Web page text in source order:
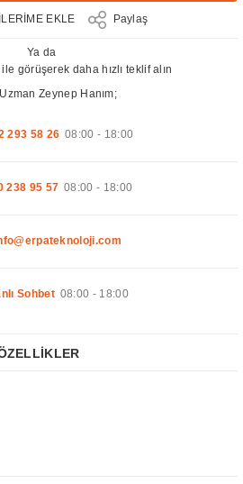
Paylaş
Ya da
görüşerek daha hızlı teklif alın
Uzman Zeynep Hanım;
293 58 26 08:00 - 18:00
238 95 57 08:00 - 18:00
Sohbet 08:00 - 18:00